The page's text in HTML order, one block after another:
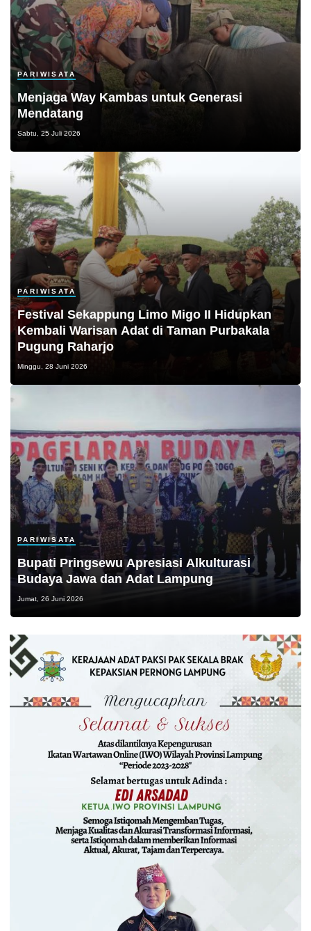
PARIWISATA
Menjaga Way Kambas untuk Generasi
Mendatang
Sabtu, 25 Juli 2026
PARIWISATA
Festival Sekappung Limo Migo II Hidupkan
Kembali Warisan Adat di Taman Purbakala
Pugung Raharjo
Minggu, 28 Juni 2026
PARIWISATA
Bupati Pringsewu Apresiasi Alkulturasi
Budaya Jawa dan Adat Lampung
Jumat, 26 Juni 2026